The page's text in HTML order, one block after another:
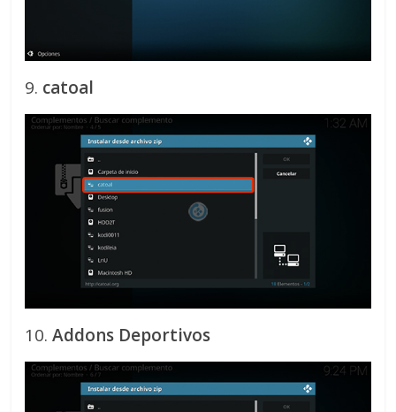
9. catoal
10.Addons Deportivos